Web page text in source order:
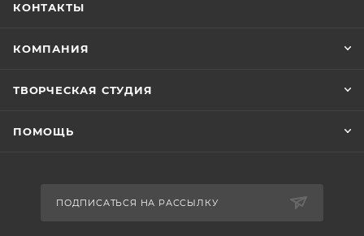
КОНТАКТЫ
КОМПАНИЯ
ТВОРЧЕСКАЯ СТУДИЯ
ПОМОЩЬ
ПОДПИСАТЬСЯ НА РАССЫЛКУ